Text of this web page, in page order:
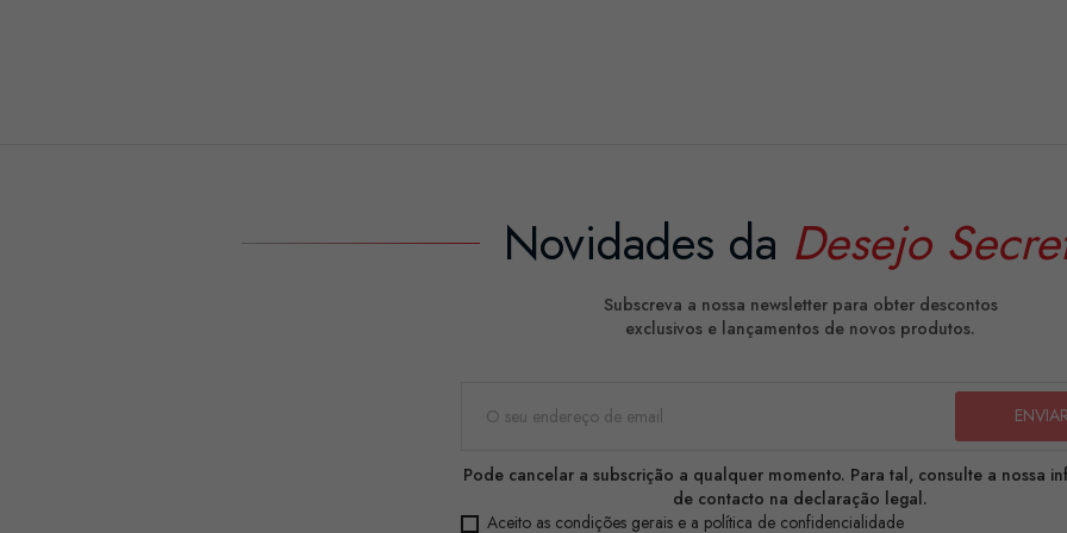
Novidades da Desejo
Subscreva a nossa newsletter para obter descontos
exclusivos e lançamentos de novos produtos.
Pode cancelar a subscrição a qualquer momento. Para tal, consulte a nossa
de contacto na declaração legal.
Aceito as condições gerais e a política de confidencialidade